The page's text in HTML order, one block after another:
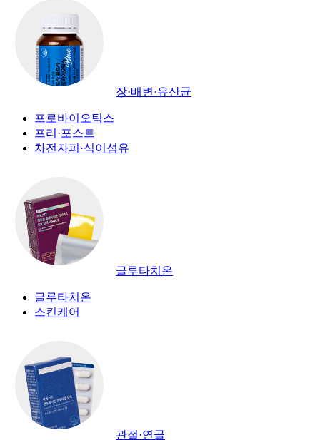
장·배변·유산균
프로바이오틱스
프리·포스트
차전자피·식이섬유
글루타치온
글루타치온
스킨케어
관절·연골